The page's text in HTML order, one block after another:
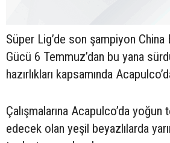
Süper Lig’de son şampiyon China
Gücü 6 Temmuz’dan bu yana
hazırlıkları kapsamında
Çalışmalarına Acapulco’da
edecek olan yeşil beyazlılarda